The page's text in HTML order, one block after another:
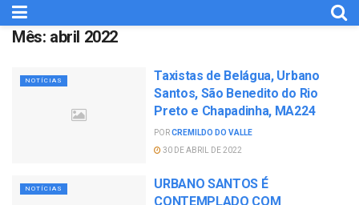
Mês: abril 2022
NOTÍCIAS
Taxistas de Belágua, Urbano
Santos, São Benedito do Rio
Preto e Chapadinha, MA224
PORCREMILDO DO VALLE
30 DE ABRIL DE 2022
NOTÍCIAS
URBANO SANTOS É
CONTEMPLADO COM